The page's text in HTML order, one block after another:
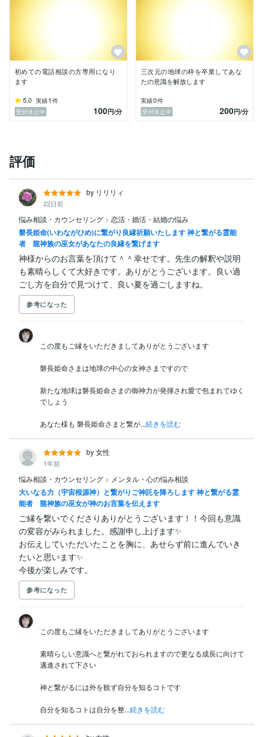
20代より仏教(密教) 　菩薩行　古神道　神道を霊能者
の師匠より師事
オーディエンス(霊聴)」が有ります
＊＊　神より神宝・宝物を授かる　＊＊
2020.  1月　赤城神社（群馬県）より身を護るベールを
授かる
2021.10月　瓊瓊杵尊さまより　宝珠を授かる
2021.11月　神谷太刀宮神社より　国見の剣を授かる
2021.11月　天照玉命神社より　羽根（翼）を授かる
2021.11月　豊受大神社より　筆を授かる
2021.11月　不動明王より　右手に倶利伽羅剣（三鈷柄
剣）
左手に迦楼羅炎の玉 を授
かる
2022.  1月　琴平神社（玉崎神社境内摂社）より　船を
授かる
以後も神々より神術・神使・神寶・宝珠・マントラを授
かり今に至ります
ルカード
九星気学(陰陽五行)・奇門遁甲・家相学・八卦・玄空飛
星派風水・姓名判断鑑定
初めての電話相談の方専用になり
ます
5.0 実績1 件
受付休止中
100円/分
三次元の地球の枠を卒業してあな
たの意識を解放します
実績0件
受付休止中
200円/分
評価
by リリリィ
22日前
悩み相談・カウンセリング > 恋活・婚活・結婚の悩み
磐長姫命(いわながひめ)に繋がり良縁祈願いたします 神と繋がる霊能
者 龍神族の巫女があなたの良縁を繋げます
神様からのお言葉を頂けて＾＾幸せです。先生の解釈や説明
も素晴らしくて大好きです。ありがとうございます。良い過
ごし方を自分で見つけて、良い夏を過ごしますね。
参考になった
この度もご縁をいただきましてありがとうございます
磐長姫命さまは地球の中心の女神さまですので
新たな地球は磐長姫命さまの御神力が発揮され愛で包まれてゆく
でしょう
あなた様も 磐長姫命さまと繋が...続きを読む
by 女性
1年前
悩み相談・カウンセリング > メンタル・心の悩み相談
大いなる力（宇宙根源神）と繋がりご神託を降ろします 神と繋がる霊
能者 龍神族の巫女が神のお言葉を伝えます
ご縁を繋いでくださりありがとうございます！！今回も意識
の変容がみられました。感謝申し上げます✨
お伝えしていただいたことを胸に、あせらず前に進んでいき
たいと思います✨
今後が楽しみです。
参考になった
この度もご縁をいただきましてありがとうございます
素晴らしい意識へと繋がれておられますので更なる成長に向けて
邁進されて下さい
神と繋がるには外を観ず自分を知るコトです
自分を知るコトは自分を整...続きを読む